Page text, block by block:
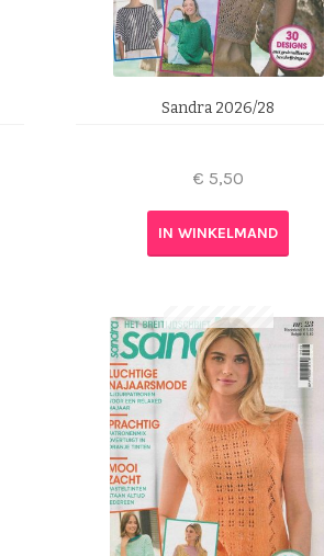
Sandra 2026/28
€ 5,50
IN WINKELMAND